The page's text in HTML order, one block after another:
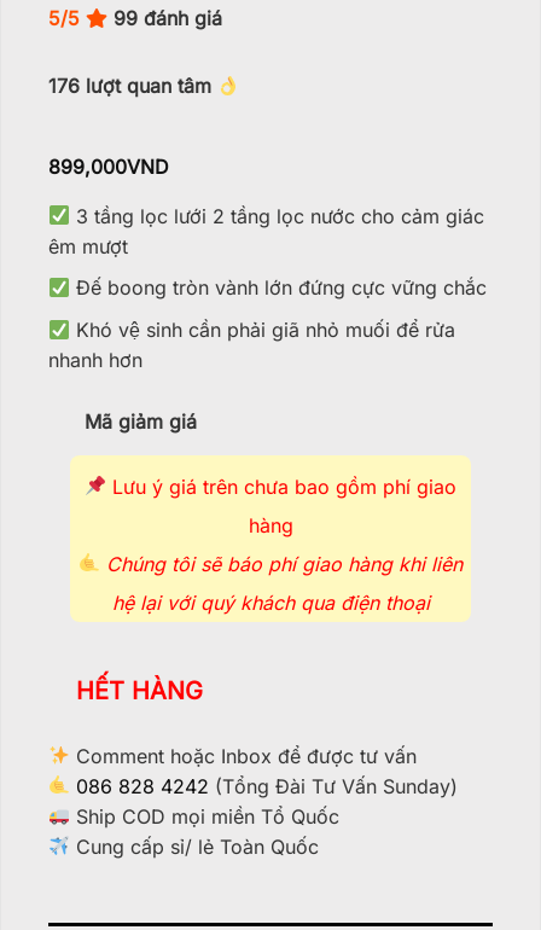
5/5 99 đánh giá
176 lượt quan tâm
899,000VND
3 tầng lọc lưới 2 tầng lọc nước cho cảm giác
êm mượt
Đế boong tròn vành lớn đứng cực vững chắc
Khó vệ sinh cần phải giã nhỏ muối để rửa
nhanh hơn
Mã giảm giá
Lưu ý giá trên chưa bao gồm phí giao
hàng
Chúng tôi sẽ báo phí giao hàng khi liên
hệ lại với quý khách qua điện thoại
HẾT HÀNG
Comment hoặc Inbox để được tư vấn
086 828 4242 (Tổng Đài Tư Vấn Sunday)
Ship COD mọi miền Tổ Quốc
Cung cấp sỉ/ lẻ Toàn Quốc